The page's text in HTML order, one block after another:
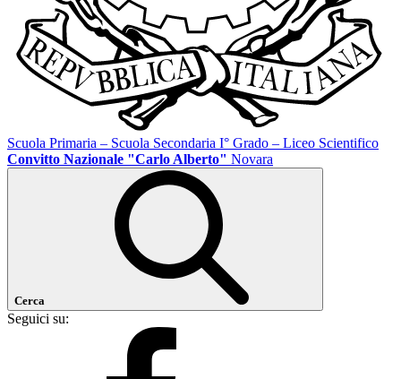
Scuola Primaria – Scuola Secondaria I° Grado – Liceo Scientifico
Convitto Nazionale "Carlo Alberto" Novara
Cerca
Seguici su: